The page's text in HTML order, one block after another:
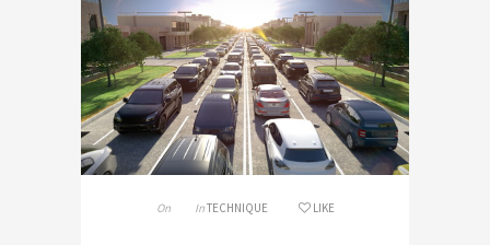
On InTECHNIQUE LIKE